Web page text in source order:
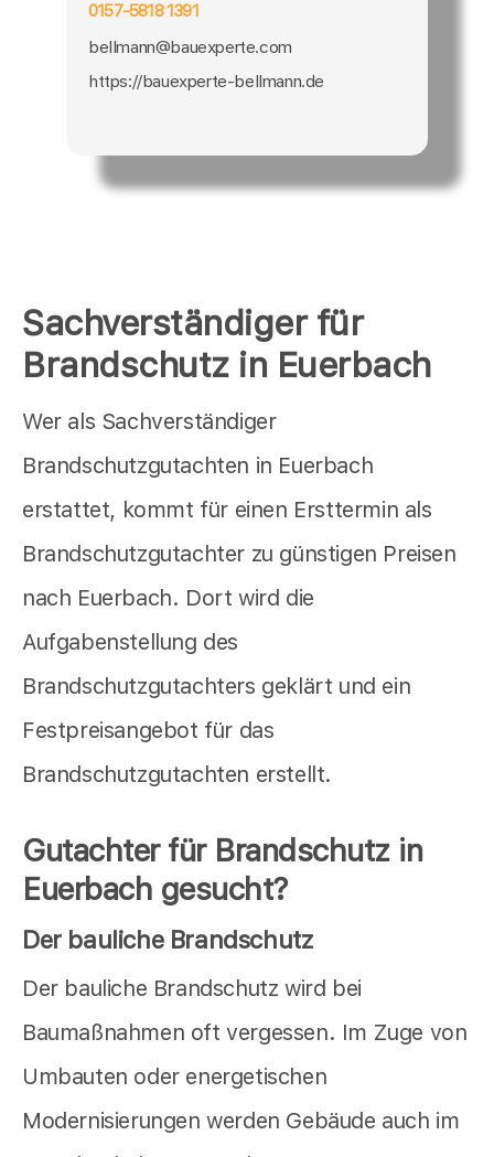
Sachverständiger für
Brandschutz in Euerbach
Wer als Sachverständiger
Brandschutzgutachten in Euerbach
erstattet, kommt für einen Ersttermin als
Brandschutzgutachter zu günstigen Preisen
nach Euerbach. Dort wird die
Aufgabenstellung des
Brandschutzgutachters geklärt und ein
Festpreisangebot für das
Brandschutzgutachten erstellt.
Gutachter für Brandschutz in
Euerbach gesucht?
Der bauliche Brandschutz
Der bauliche Brandschutz wird bei
Baumaßnahmen oft vergessen. Im Zuge von
Umbauten oder energetischen
Modernisierungen werden Gebäude auch im
0157-5818 1391
bellmann@bauexperte.com
https://bauexperte-bellmann.de